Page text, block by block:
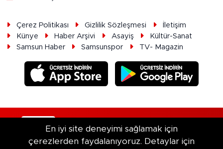
Çerez Politikası Gizlilik Sözleşmesi
İletişim
Künye
Haber Arşivi Asayiş
Kültür-Sanat
Samsun Haber
Samsunspor TV- Magazin
RSS Copyright © 2026. Her hakkı saklıdır.
En iyi site deneyimi sağlamak için
çerezlerden faydalanıyoruz. Detaylar için